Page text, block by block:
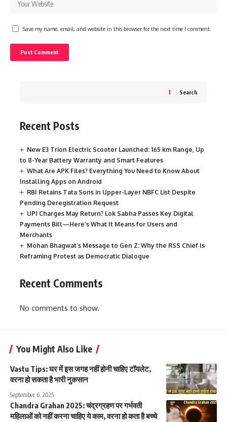
Save my name, email, and website in this browser for the next time I comment.
Search
Recent Posts
New E3 Trion Electric Scooter Launched: 165 km Range, Up
to 8-Year Battery Warranty and Smart Features
What Are APK Files? Everything You Need to Know About
Installing Apps on Android
RBI Retains Tata Sons in Upper-Layer NBFC List Despite
Pending Deregistration Request
UPI Charges May Return? Lok Sabha Passes Key Digital
Payments Bill—Here’s What It Means for Users and
Merchants
Mohan Bhagwat’s Message to Gen Z: Why the RSS Chief Is
Reframing Protest as Democratic Dialogue
Recent Comments
No comments to show.
You Might Also Like
Vastu Tips: घर में इस जगह नहीं होनी चाहिए टॉयलेट,
वरना हो सकता है भारी नुकसान
September 6, 2025
Chandra Grahan 2025: चंद्रग्रहण पर गर्भवती
महिलाओं को नहीं करना चाहिए ये काम, वरना हो कता है बच्चे